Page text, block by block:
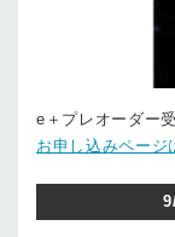
e＋プレオーダー
お申し込みページ